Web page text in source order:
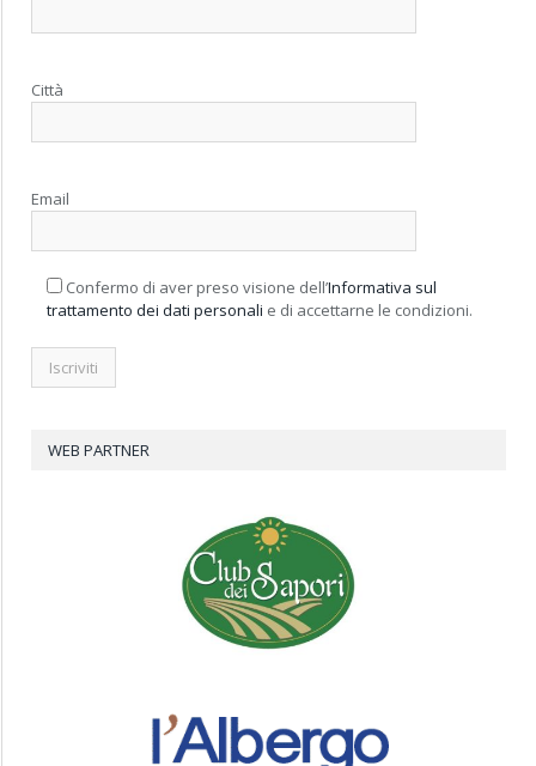
Città
Email
Confermo di aver preso visione dell’Informativa sul
trattamento dei dati personali e di accettarne le condizioni.
WEB PARTNER